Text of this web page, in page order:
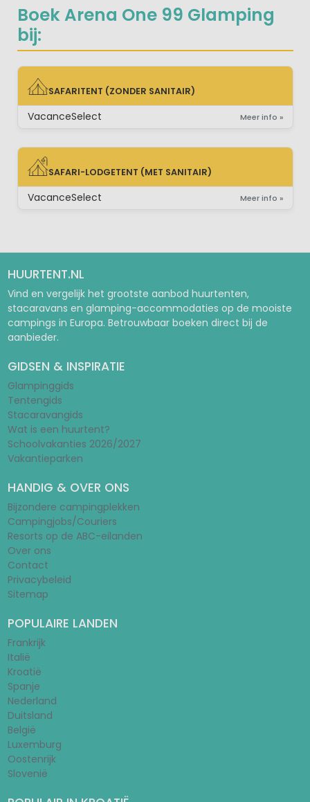
Boek Arena One 99 Glamping
bij:
SAFARITENT (ZONDER SANITAIR)
SAFARITENT (ZONDER SANITAIR)
VacanceSelect Meer info »
SAFARI-LODGETENT (MET SANITAIR)
SAFARI-LODGETENT (MET SANITAIR)
VacanceSelect Meer info »
HUURTENT.NL
Vind en vergelijk het grootste aanbod huurtenten,
stacaravans en glamping-accommodaties op de mooiste
campings in Europa. Betrouwbaar boeken direct bij de
aanbieder.
GIDSEN & INSPIRATIE
Glampinggids
Tentengids
Stacaravangids
Wat is een huurtent?
Schoolvakanties 2026/2027
Vakantieparken
HANDIG & OVER ONS
Bijzondere campingplekken
Campingjobs/Couriers
Resorts op de ABC-eilanden
Over ons
Contact
Privacybeleid
Sitemap
POPULAIRE LANDEN
Frankrijk
Italië
Kroatië
Spanje
Nederland
Duitsland
België
Luxemburg
Oostenrijk
Slovenië